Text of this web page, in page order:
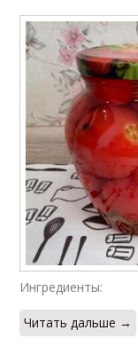
Жёлтые
Черные
Ингредиенты:
Читать дальше →